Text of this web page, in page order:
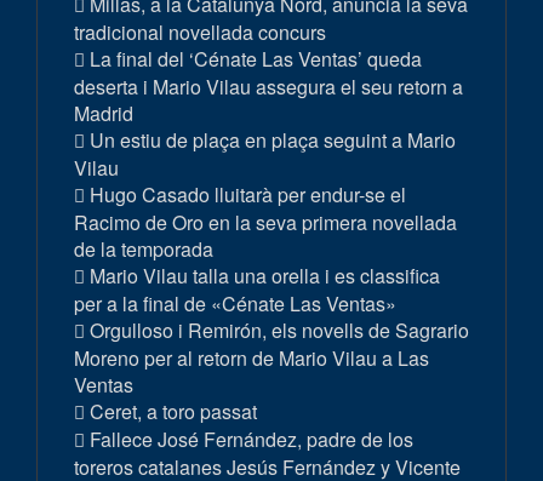
tradicional novellada concurs
La final del ‘Cénate Las Ventas’ queda
deserta i Mario Vilau assegura el seu retorn a
Madrid
Un estiu de plaça en plaça seguint a Mario
Vilau
Hugo Casado lluitarà per endur-se el
Racimo de Oro en la seva primera novellada
de la temporada
Mario Vilau talla una orella i es classifica
per a la final de «Cénate Las Ventas»
Orgulloso i Remirón, els novells de Sagrario
Moreno per al retorn de Mario Vilau a Las
Ventas
Ceret, a toro passat
Fallece José Fernández, padre de los
toreros catalanes Jesús Fernández y Vicente